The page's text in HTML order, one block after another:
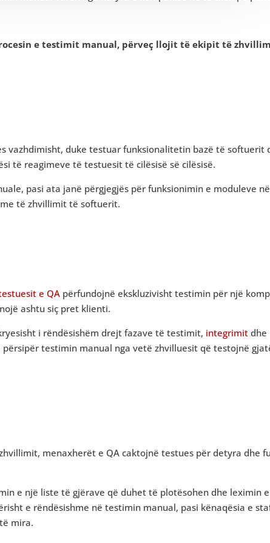
e testimit manual, përveç llojit të ekipit të
vazhdimisht, duke testuar funksionalitetin bazë të softuerit
të reagimeve të testuesit të cilësisë së cilësisë.
pasi ata janë përgjegjës për funksionimin e moduleve
të zhvillimit të softuerit.
e QA përfundojnë ekskluzivisht testimin për një
ashtu siç pret klienti.
i rëndësishëm drejt fazave të testimit, integrimit dhe
testimin manual nga vetë zhvilluesit që testojnë
menaxherët e QA caktojnë testues për detyra dhe
e një liste të gjërave që duhet të plotësohen dhe leximin e
e rëndësishme në testimin manual, pasi kënaqësia e
mira.